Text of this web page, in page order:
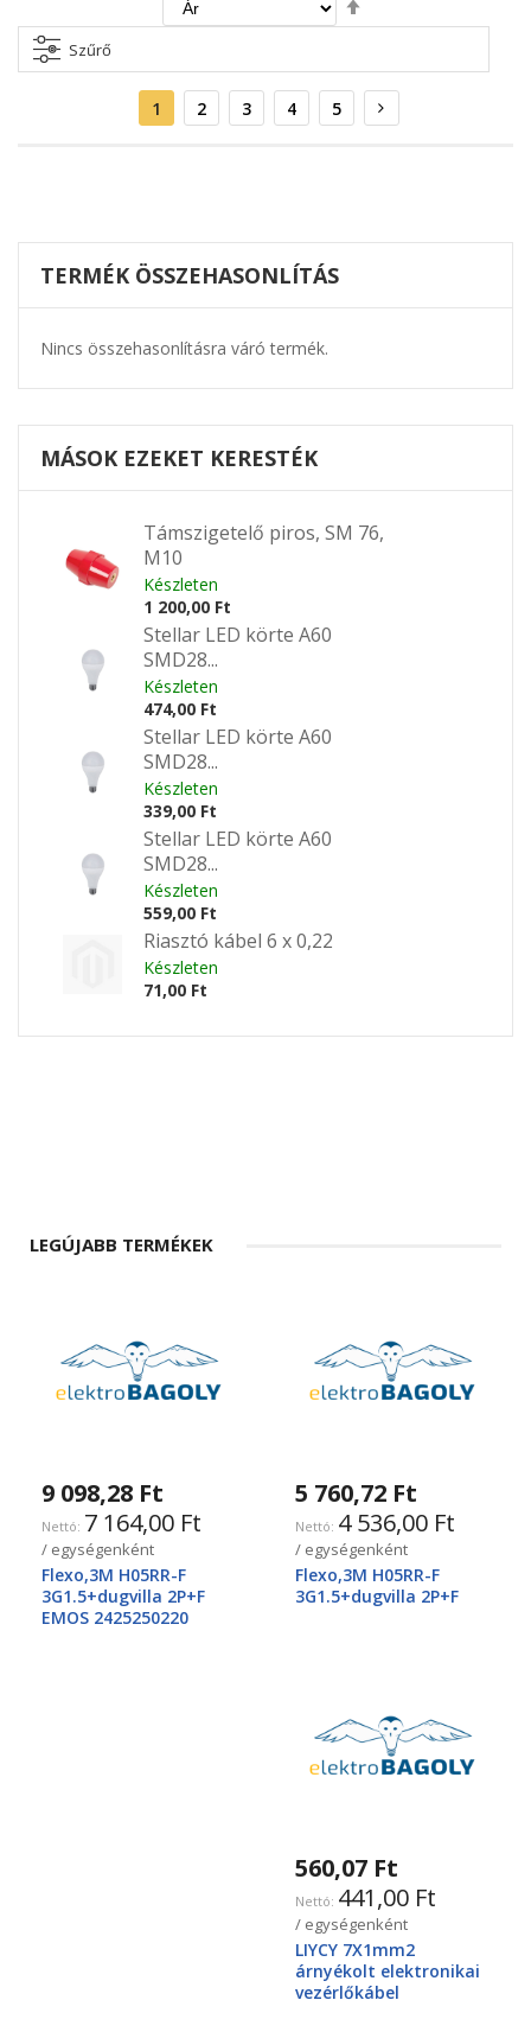
irány
Szűrő
Oldal
Aktuális
oldal
1 Oldal
2 Oldal
3 Oldal
4 Oldal
5 Oldal
Következő
TERMÉK ÖSSZEHASONLÍTÁS
Nincs összehasonlításra váró termék.
MÁSOK EZEKET KERESTÉK
Támszigetelő piros, SM 76,
M10
Készleten
1 200,00 Ft
Stellar LED körte A60
SMD28...
Készleten
474,00 Ft
Stellar LED körte A60
SMD28...
Készleten
339,00 Ft
Stellar LED körte A60
SMD28...
Készleten
559,00 Ft
Riasztó kábel 6 x 0,22
Készleten
71,00 Ft
LEGÚJABB TERMÉKEK
9 098,28 Ft
7 164,00 Ft
/ egységenként
Flexo,3M H05RR-F
3G1.5+dugvilla 2P+F
EMOS 2425250220
5 760,72 Ft
4 536,00 Ft
/ egységenként
Flexo,3M H05RR-F
3G1.5+dugvilla 2P+F
560,07 Ft
441,00 Ft
/ egységenként
LIYCY 7X1mm2
árnyékolt elektronikai
vezérlőkábel